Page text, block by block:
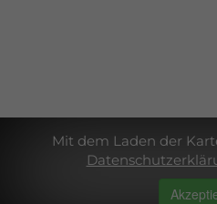
Mit dem Laden der